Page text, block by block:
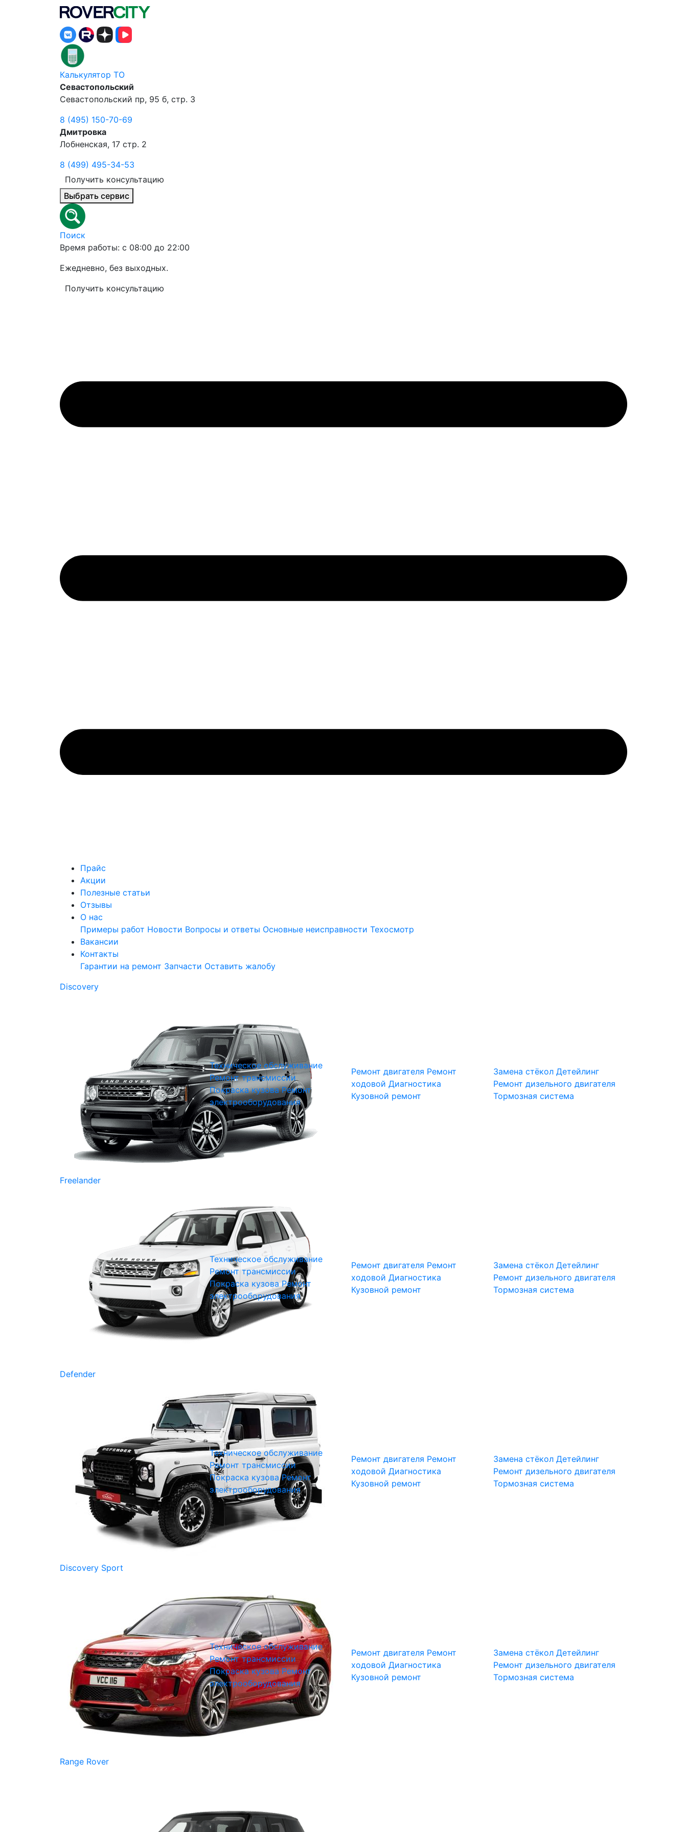
Калькулятор ТО
Севастопольский
Севастопольский пр, 95 б, стр. 3
8 (495) 150-70-69
Дмитровка
Лобненская, 17 стр. 2
8 (499) 495-34-53
Получить консультацию
Выбрать сервис
Поиск
Время работы: с 08:00 до 22:00
Ежедневно, без выходных.
Получить консультацию
Прайс
Акции
Полезные статьи
Отзывы
О нас
Примеры работ Новости Вопросы и ответы Основные неисправности Техосмотр
Вакансии
Контакты
Гарантии на ремонт Запчасти Оставить жалобу
Discovery
Техническое обслуживание
Ремонт трансмиссии
Покраска кузова Ремонт
электрооборудования
Ремонт двигателя Ремонт
ходовой Диагностика
Кузовной ремонт
Замена стёкол Детейлинг
Ремонт дизельного двигателя
Тормозная система
Freelander
Техническое обслуживание
Ремонт трансмиссии
Покраска кузова Ремонт
электрооборудования
Ремонт двигателя Ремонт
ходовой Диагностика
Кузовной ремонт
Замена стёкол Детейлинг
Ремонт дизельного двигателя
Тормозная система
Defender
Техническое обслуживание
Ремонт трансмиссии
Покраска кузова Ремонт
электрооборудования
Ремонт двигателя Ремонт
ходовой Диагностика
Кузовной ремонт
Замена стёкол Детейлинг
Ремонт дизельного двигателя
Тормозная система
Discovery Sport
Техническое обслуживание
Ремонт трансмиссии
Покраска кузова Ремонт
электрооборудования
Ремонт двигателя Ремонт
ходовой Диагностика
Кузовной ремонт
Замена стёкол Детейлинг
Ремонт дизельного двигателя
Тормозная система
Range Rover